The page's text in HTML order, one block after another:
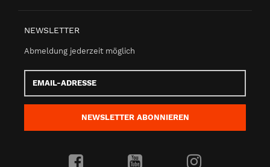
NEWSLETTER
Abmeldung jederzeit möglich
Adresse
NEWSLETTER ABONNIEREN